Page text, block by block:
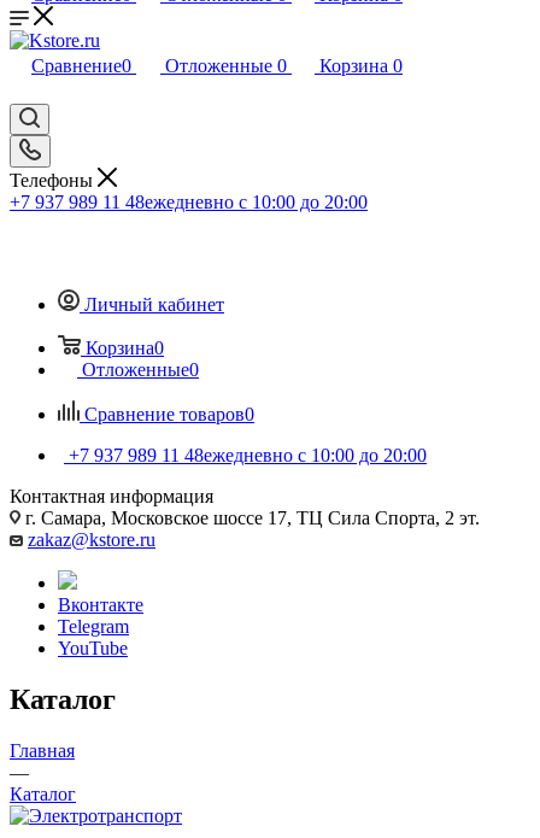
Сравнение0 Отложенные 0 Корзина 0
Телефоны
+7 937 989 11 48ежедневно с 10:00 до 20:00
Личный кабинет
Корзина0
Отложенные0
Сравнение товаров0
+7 937 989 11 48ежедневно с 10:00 до 20:00
Контактная информация
г. Самара, Московское шоссе 17, ТЦ Сила Спорта, 2 эт.
zakaz@kstore.ru
Вконтакте
Telegram
YouTube
Каталог
Главная
—
Каталог